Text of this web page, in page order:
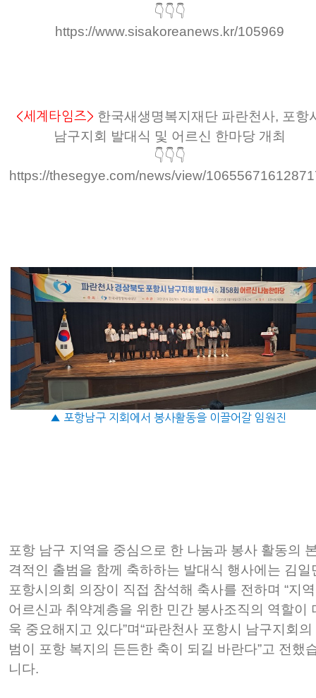
👇👇👇
https://www.sisakoreanews.kr/105969
<세계타임즈> 한국새생명복지재단 파란천사, 포항
남구지회 발대식 및 어르신 한마당 개최
👇👇👇
https://thesegye.com/news/view/
▲ 포항남구 지회에서 봉사활동을 이끌어갈 임원진
포항 남구 지역을 중심으로 한 나눔과 봉사 활동의
격적인 출범을 함께 축하하는 발대식 행사에는 김일
포항시의회 의장이 직접 참석해 축사를 전하며 “지역
어르신과 취약계층을 위한 민간 봉사조직의 역할이
욱 중요해지고 있다”며“파란천사 포항시 남구지회의
범이 포항 복지의 든든한 축이 되길 바란다”고 전했
니다.